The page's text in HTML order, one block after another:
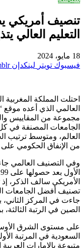
تنصيف أمريكي
التعليم العالي يتذيل
18 مايو، 2024
فيسبوك تويتر لينكدإن
العالمي الذي أعده موقع
مجموعة من المقاييس
العالم، ومتوسط ترتيب
من الإنفاق الحكومي على
وفي التصنيف العالمي
تصنيف أفضل الجامعات
الصين في الرتبة الثالثة، برصيد
على مستوى الشرق
متبوعة بالإمارات